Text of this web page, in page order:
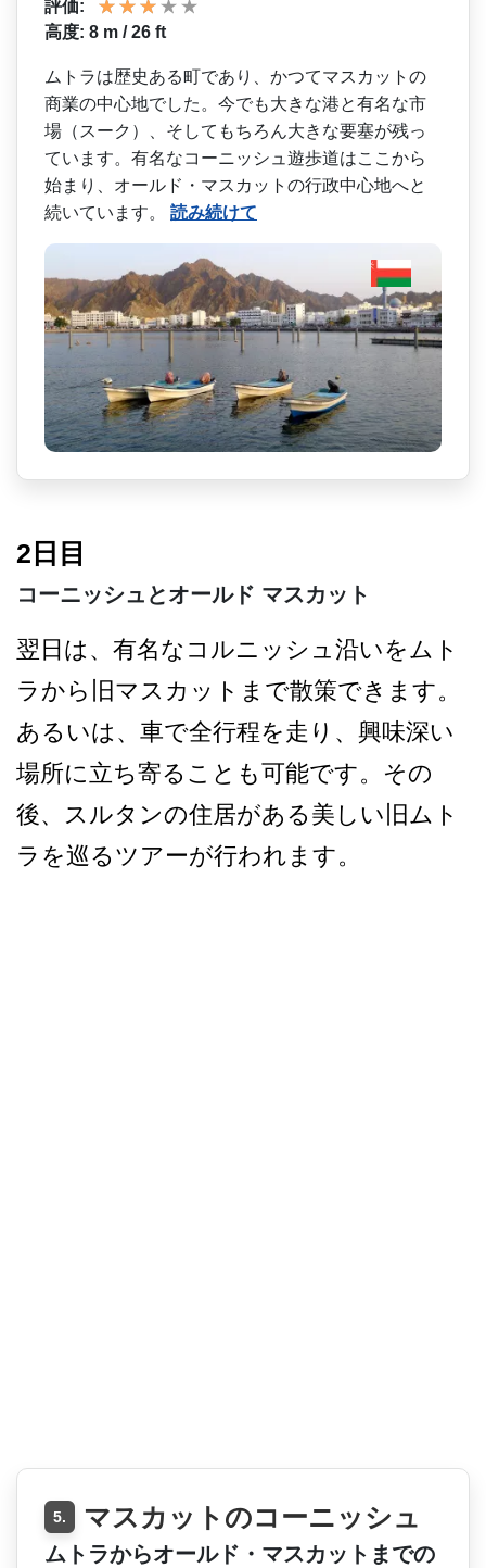
評価:
高度: 8 m / 26 ft
ムトラは歴史ある町であり、­かつてマスカットの
商業の中心地でした。今でも大き­な港と有名な市
場（スーク）、そしてもちろん大きな­要塞が残っ
ています。有名なコーニッシュ遊歩道はこ­こから
始まり、オールド・マスカットの行政中心地へ­と
続いています。 読み続けて
2日目
コーニッシュとオールド マスカット
翌日は、有名なコルニッシュ­沿いをムト
ラから旧マスカットまで散策できます。
あ­るいは、車で全行程を走り、興味深い
場所に立ち寄る­ことも可能です。その
後、スルタンの住居がある美し­い旧ムト
ラを巡るツアーが行われます。
5. マスカットのコーニッシュ
ムトラからオールド・マスカットまでの